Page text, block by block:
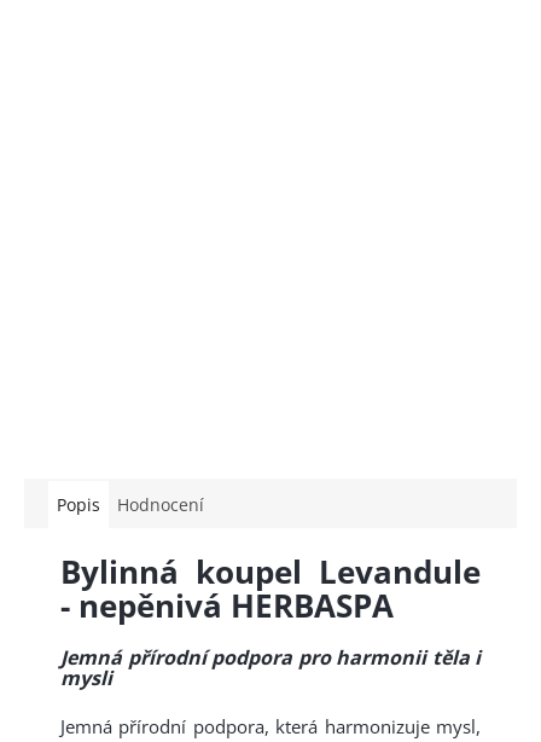
Popis Hodnocení
Bylinná koupel Levandule
- nepěnivá HERBASPA
Jemná přírodní podpora pro harmonii těla i
mysli
Jemná přírodní podpora, která harmonizuje mysl,